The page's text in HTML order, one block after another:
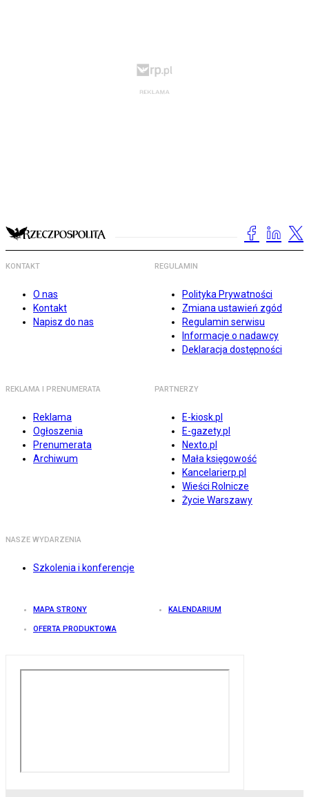
KONTAKT
O nas
Kontakt
Napisz do nas
REGULAMIN
Polityka Prywatności
Zmiana ustawień zgód
Regulamin serwisu
Informacje o nadawcy
Deklaracja dostępności
REKLAMA I PRENUMERATA
Reklama
Ogłoszenia
Prenumerata
Archiwum
PARTNERZY
E-kiosk.pl
E-gazety.pl
Nexto.pl
Mała księgowość
Kancelarierp.pl
Wieści Rolnicze
Życie Warszawy
NASZE WYDARZENIA
Szkolenia i konferencje
MAPA STRONY KALENDARIUM
OFERTA PRODUKTOWA